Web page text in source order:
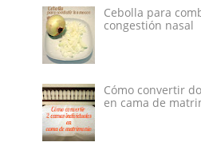
Cebolla para
congestión nasal
Cómo convertir
en cama de